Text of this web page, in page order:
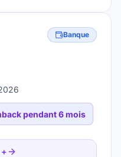
Banque
pendant 6 mois